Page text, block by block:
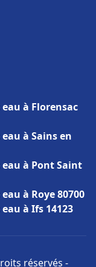
à Florensac
à Sains en
à Pont Saint
à Roye 80700
à Ifs 14123
réservés -